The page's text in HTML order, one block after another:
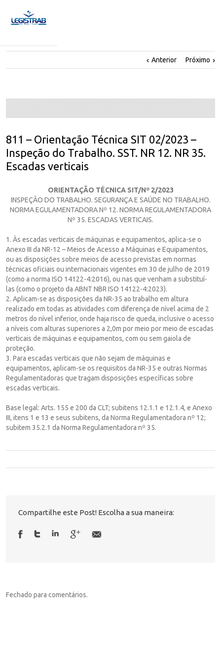
Anterior Próximo
811 – Orientação Técnica SIT 02/2023 –
Inspeção do Trabalho. SST. NR 12. NR 35.
Escadas verticais
ORIENTAÇÃO TÉCNICA SIT/Nº 2/2023
INSPEÇÃO DO TRABALHO. SEGURANÇA E SAÚDE NO TRABALHO.
NORMA EGULAMENTADORA Nº 12. NORMA REGULAMENTADORA
Nº 35. ESCADAS VERTICAIS.
1. Às escadas verticais de máquinas e equipamentos, aplica-se o
Anexo III da NR-12 – Meios de Acesso a Máquinas e Equipamentos,
ou as disposições sobre meios de acesso previstas em normas
técnicas oficiais ou internacionais vigentes em 30 de julho de 2019
(como a norma ISO 14122-4:2016), ou nas que venham a substituí-
las (como o projeto da ABNT NBR ISO 14122-4:2023).
2. Aplicam-se as disposições da NR-35 ao trabalho em altura
realizado em todas as atividades com diferença de nível acima de 2
metros do nível inferior, onde haja risco de queda, inclusive o acesso
a níveis com alturas superiores a 2,0m por meio por meio de escadas
verticais de máquinas e equipamentos, com ou sem gaiola de
proteção.
3. Para escadas verticais que não sejam de máquinas e
equipamentos, aplicam-se os requisitos da NR-35 e outras Normas
Regulamentadoras que tragam disposições específicas sobre
escadas verticais.
Base legal: Arts. 155 e 200 da CLT; subitens 12.1.1 e 12.1.4, e Anexo
III, itens 1 e 13 e seus subitens, da Norma Regulamentadora nº 12;
subitem 35.2.1 da Norma Regulamentadora nº 35.
Compartilhe este Post! Escolha a sua maneira:
Fechado para comentários.